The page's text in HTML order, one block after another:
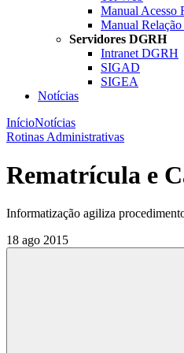
Manual Acesso
Manual
Servidores DGRH
Intranet DGRH
SIGAD
SIGEA
Notícias
InícioNotícias
Rotinas Administrativas
Rematrícula e
Informatização agiliza
18 ago 2015